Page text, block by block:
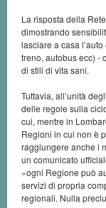
La risposta della
dimostrando
lasciare a casa
treno, autobus ecc) -
di stili di vita sani.
Tuttavia, all’unità
delle regole sulla
cui, mentre in
Regioni in cui non è
raggiungere anche i
un comunicato
«ogni Regione può
servizi di propria
regionali. Nulla